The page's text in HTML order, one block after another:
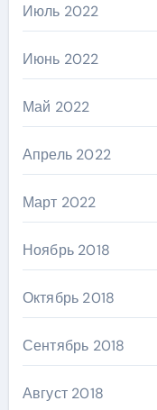
Июль 2022
Июнь 2022
Май 2022
Апрель 2022
Март 2022
Ноябрь 2018
Октябрь 2018
Сентябрь 2018
Август 2018